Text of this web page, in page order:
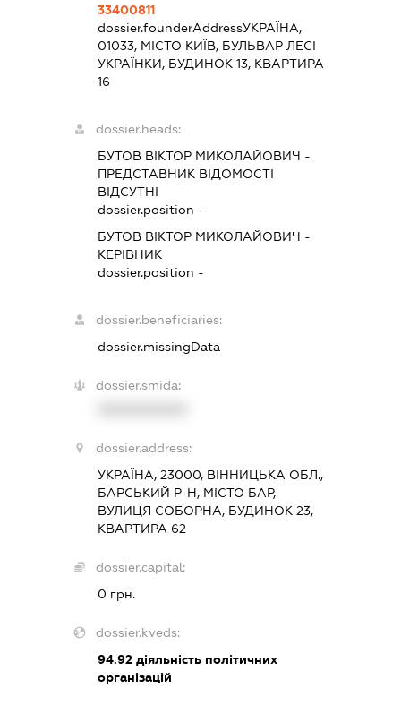
33400811
dossier.founderAddressУКРАЇНА,
01033, МІСТО КИЇВ, БУЛЬВАР ЛЕСІ
УКРАЇНКИ, БУДИНОК 13, КВАРТИРА
16
dossier.heads:
БУТОВ ВІКТОР МИКОЛАЙОВИЧ -
ПРЕДСТАВНИК ВІДОМОСТІ
ВІДСУТНІ
dossier.position -
БУТОВ ВІКТОР МИКОЛАЙОВИЧ -
КЕРІВНИК
dossier.position -
dossier.beneficiaries:
dossier.missingData
dossier.smida:
dossier.address:
УКРАЇНА, 23000, ВІННИЦЬКА ОБЛ.,
БАРСЬКИЙ Р-Н, МІСТО БАР,
ВУЛИЦЯ СОБОРНА, БУДИНОК 23,
КВАРТИРА 62
dossier.capital:
0 грн.
dossier.kveds:
94.92діяльність політичних
організацій